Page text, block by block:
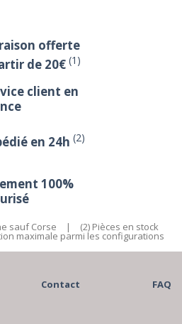
offerte
de 20€ (1)
client en
en 24h (2)
100%
sauf Corse | (2) Pièces en stock
maximale parmi les configurations
Contact FAQ